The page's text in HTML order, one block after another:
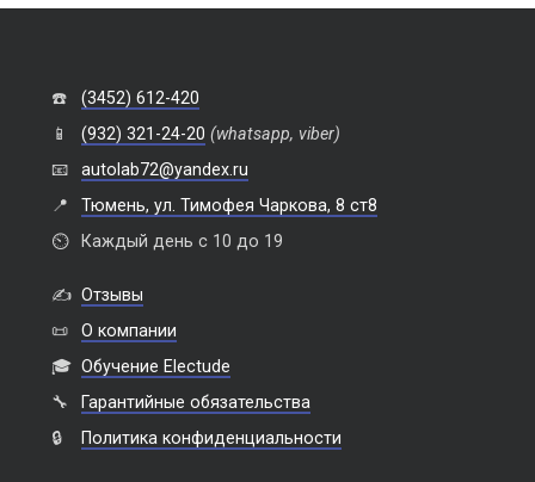
☎️
(3452) 612-420
📱
(932) 321-24-20 (whatsapp, viber)
📧
autolab72@yandex.ru
📍
Тюмень, ул. Тимофея Чаркова, 8 ст8
⏲️
Каждый день с 10 до 19
✍️ Отзывы
📜
О компании
🎓 Обучение Electude
🔧
Гарантийные обязательства
🔒
Политика конфиденциальности